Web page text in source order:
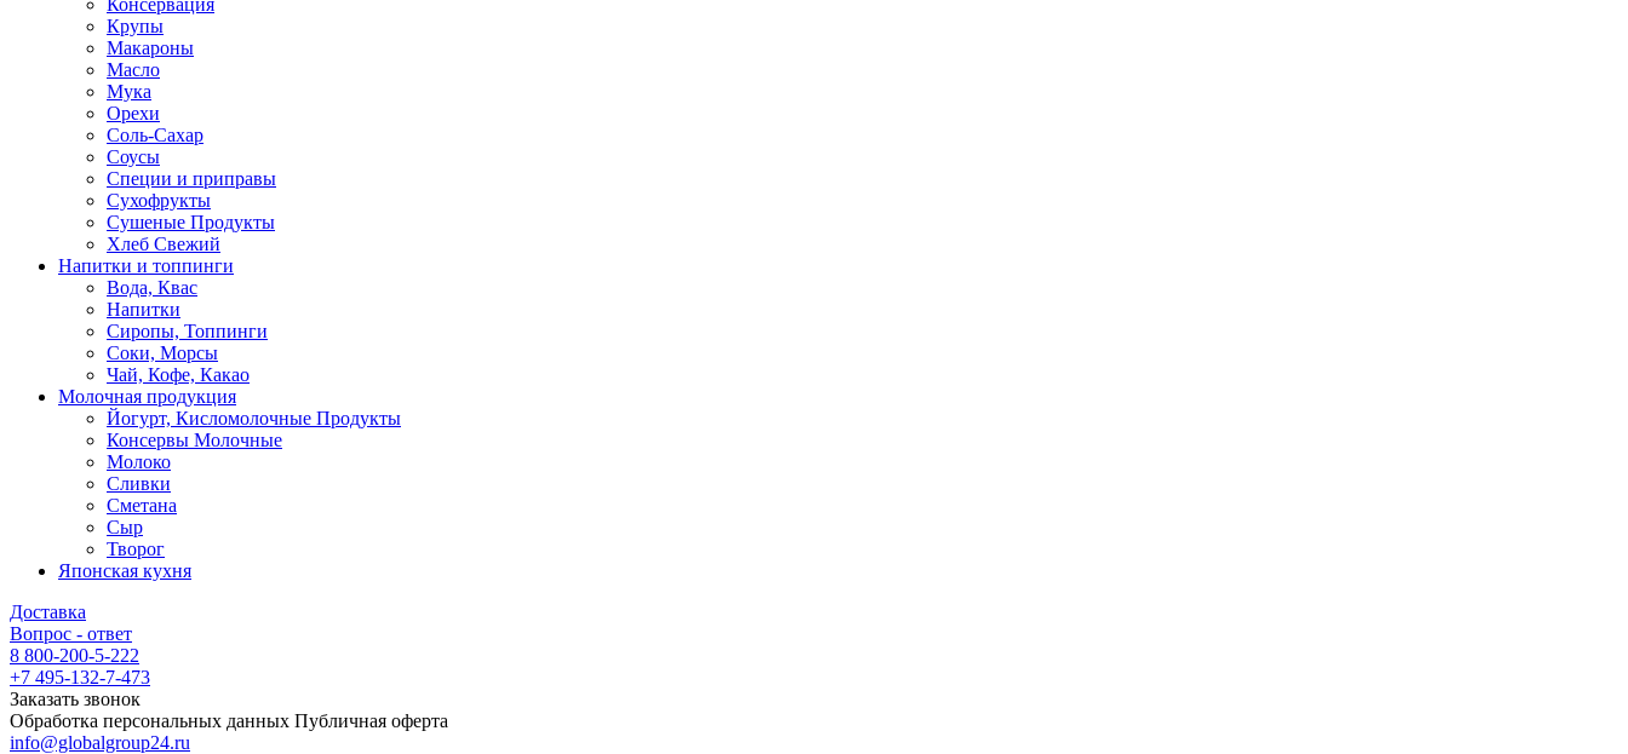
Консервация
Крупы
Макароны
Масло
Мука
Орехи
Соль-Сахар
Соусы
Специи и приправы
Сухофрукты
Сушеные Продукты
Хлеб Свежий
Напитки и топпинги
Вода, Квас
Напитки
Сиропы, Топпинги
Соки, Морсы
Чай, Кофе, Какао
Молочная продукция
Йогурт, Кисломолочные Продукты
Консервы Молочные
Молоко
Сливки
Сметана
Сыр
Творог
Японская кухня
Доставка
Вопрос - ответ
8 800-200-5-222
+7 495-132-7-473
Заказать звонок
Обработка персональных данных Публичная оферта
info@globalgroup24.ru